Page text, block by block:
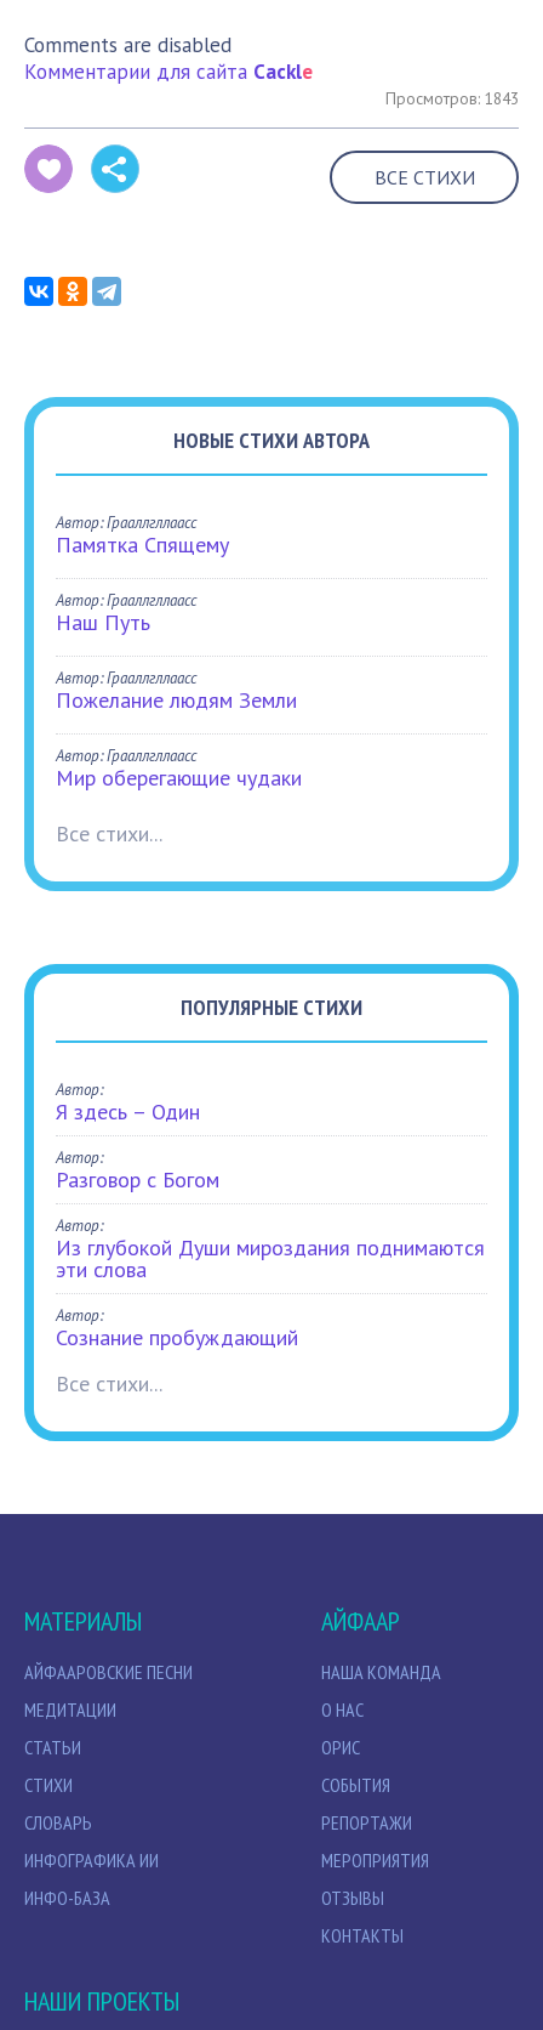
Comments are disabled
Комментарии для сайта Cackle
Просмотров: 1843
ВСЕ СТИХИ
НОВЫЕ СТИХИ АВТОРА
Автор: Грааллгллаасс
Памятка Спящему
Автор: Грааллгллаасс
Наш Путь
Автор: Грааллгллаасс
Пожелание людям Земли
Автор: Грааллгллаасс
Мир оберегающие чудаки
Все стихи...
ПОПУЛЯРНЫЕ СТИХИ
Автор:
Я здесь – Один
Автор:
Разговор с Богом
Автор:
Из глубокой Души мироздания поднимаются
эти слова
Автор:
Сознание пробуждающий
Все стихи...
МАТЕРИАЛЫ
АЙФААРОВСКИЕ ПЕСНИ
МЕДИТАЦИИ
СТАТЬИ
СТИХИ
СЛОВАРЬ
ИНФОГРАФИКА ИИ
ИНФО-БАЗА
АЙФААР
НАША КОМАНДА
О НАС
ОРИС
СОБЫТИЯ
РЕПОРТАЖИ
МЕРОПРИЯТИЯ
ОТЗЫВЫ
КОНТАКТЫ
НАШИ ПРОЕКТЫ